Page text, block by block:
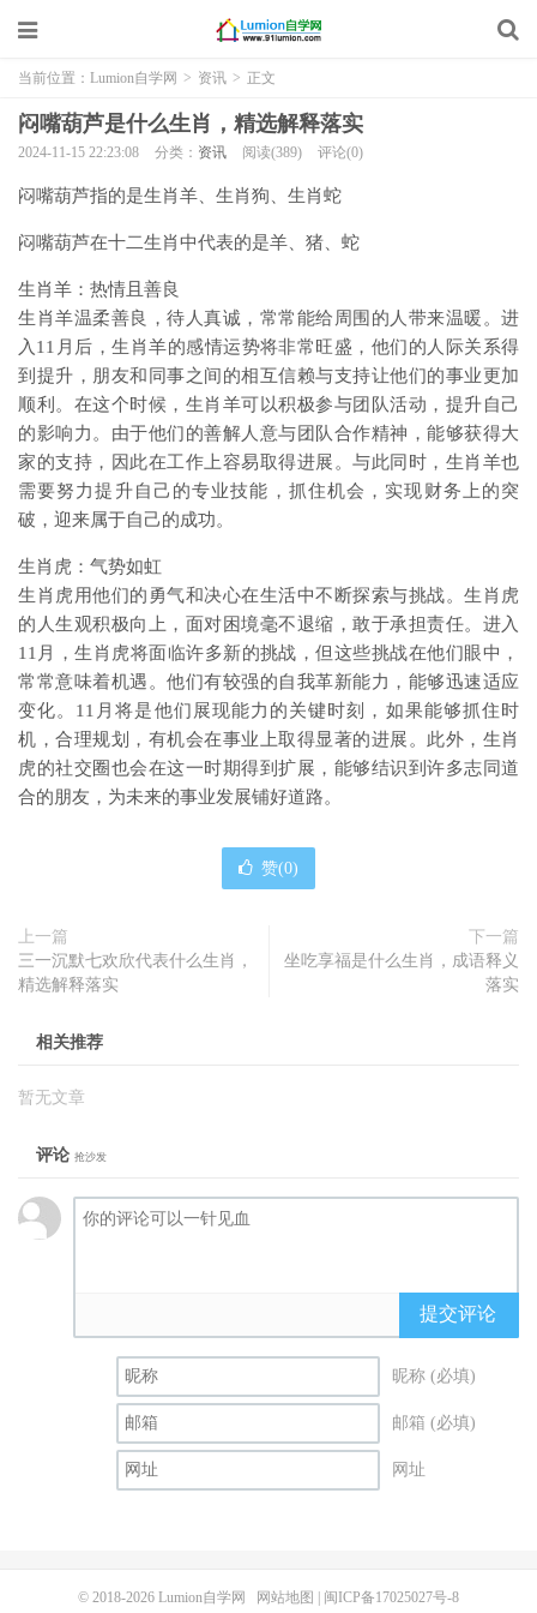
当前位置： Lumion自学网 > 资讯 > 正文
闷嘴葫芦是什么生肖，精选解释落实
2024-11-15 22:23:08 分类： 资讯 阅读(389) 评论(0)
闷嘴葫芦指的是生肖羊、生肖狗、生肖蛇
闷嘴葫芦在十二生肖中代表的是羊、猪、蛇
生肖羊：热情且善良
生肖羊温柔善良，待人真诚，常常能给周围的人带来温暖。进
入11月后，生肖羊的感情运势将非常旺盛，他们的人际关系得
到提升，朋友和同事之间的相互信赖与支持让他们的事业更加
顺利。在这个时候，生肖羊可以积极参与团队活动，提升自己
的影响力。由于他们的善解人意与团队合作精神，能够获得大
家的支持，因此在工作上容易取得进展。与此同时，生肖羊也
需要努力提升自己的专业技能，抓住机会，实现财务上的突
破，迎来属于自己的成功。
生肖虎：气势如虹
生肖虎用他们的勇气和决心在生活中不断探索与挑战。生肖虎
的人生观积极向上，面对困境毫不退缩，敢于承担责任。进入
11月，生肖虎将面临许多新的挑战，但这些挑战在他们眼中，
常常意味着机遇。他们有较强的自我革新能力，能够迅速适应
变化。11月将是他们展现能力的关键时刻，如果能够抓住时
机，合理规划，有机会在事业上取得显著的进展。此外，生肖
虎的社交圈也会在这一时期得到扩展，能够结识到许多志同道
合的朋友，为未来的事业发展铺好道路。
赞(0)
上一篇
三一沉默七欢欣代表什么生肖，
精选解释落实
下一篇
坐吃享福是什么生肖，成语释义
落实
相关推荐
暂无文章
评论 抢沙发
提交评论
昵称 (必填)
邮箱 (必填)
网址
© 2018-2026 Lumion自学网 网站地图 闽ICP备17025027号-8